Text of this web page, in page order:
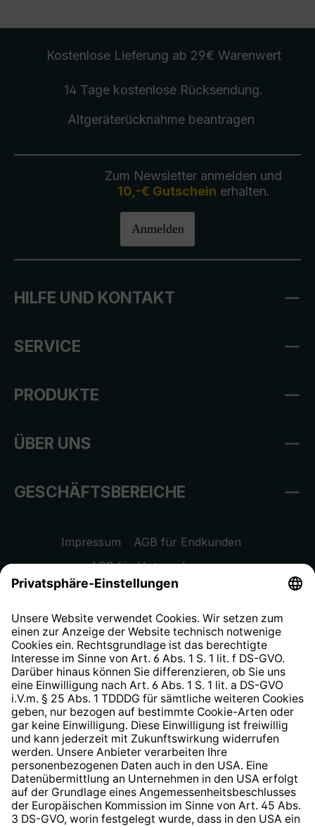
Kostenlose Lieferung ab 29€ Warenwert
14 Tage kostenlose Rücksendung.
Altgeräterücknahmebeantragen
Zum Newsletter anmelden und
10,-€ Gutschein erhalten.
Anmelden
HILFE UND KONTAKT
SERVICE
PRODUKTE
ÜBER UNS
GESCHÄFTSBEREICHE
Impressum
AGB für Endkunden
AGB für Unternehmen
Datenschutzhinweis
Widerrufsrecht
Hinweisgeberschutzsystem
Barrierefreiheit